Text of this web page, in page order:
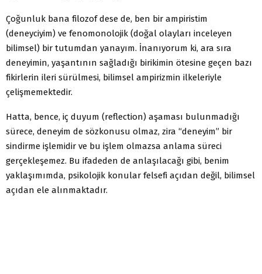
Çoğunluk bana filozof dese de, ben bir ampiristim
(deneyciyim) ve fenomonolojik (doğal olayları inceleyen
bilimsel) bir tutumdan yanayım. İnanıyorum ki, ara sıra
deneyimin, yaşantının sağladığı birikimin ötesine geçen bazı
fikirlerin ileri sürülmesi, bilimsel ampirizmin ilkeleriyle
çelişmemektedir.
Hatta, bence, iç duyum (reflection) aşaması bulunmadığı
sürece, deneyim de sözkonusu olmaz, zira “deneyim” bir
sindirme işlemidir ve bu işlem olmazsa anlama süreci
gerçekleşemez. Bu ifadeden de anlaşılacağı gibi, benim
yaklaşımımda, psikolojik konular felsefi açıdan değil, bilimsel
açıdan ele alınmaktadır.